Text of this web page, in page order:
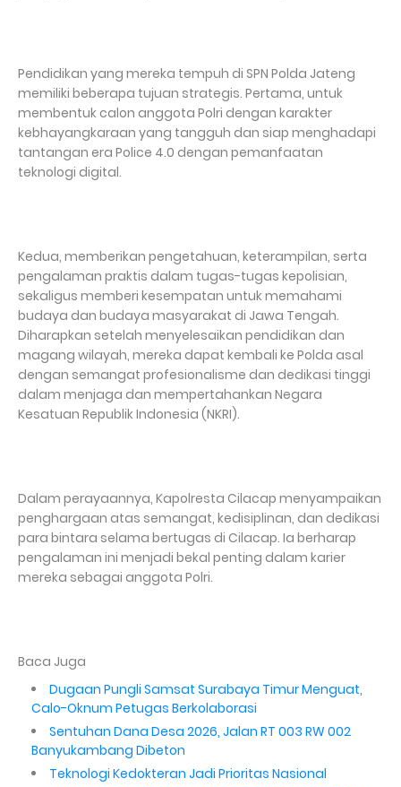
Pendidikan yang mereka tempuh di SPN Polda Jateng
memiliki beberapa tujuan strategis. Pertama, untuk
membentuk calon anggota Polri dengan karakter
kebhayangkaraan yang tangguh dan siap menghadapi
tantangan era Police 4.0 dengan pemanfaatan
teknologi digital.
Kedua, memberikan pengetahuan, keterampilan, serta
pengalaman praktis dalam tugas-tugas kepolisian,
sekaligus memberi kesempatan untuk memahami
budaya dan budaya masyarakat di Jawa Tengah.
Diharapkan setelah menyelesaikan pendidikan dan
magang wilayah, mereka dapat kembali ke Polda asal
dengan semangat profesionalisme dan dedikasi tinggi
dalam menjaga dan mempertahankan Negara
Kesatuan Republik Indonesia (NKRI).
Dalam perayaannya, Kapolresta Cilacap menyampaikan
penghargaan atas semangat, kedisiplinan, dan dedikasi
para bintara selama bertugas di Cilacap. Ia berharap
pengalaman ini menjadi bekal penting dalam karier
mereka sebagai anggota Polri.
Baca Juga
Dugaan Pungli Samsat Surabaya Timur Menguat,
Calo-Oknum Petugas Berkolaborasi
Sentuhan Dana Desa 2026, Jalan RT 003 RW 002
Banyukambang Dibeton
Teknologi Kedokteran Jadi Prioritas Nasional